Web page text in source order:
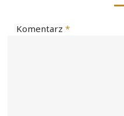
Komentarz*